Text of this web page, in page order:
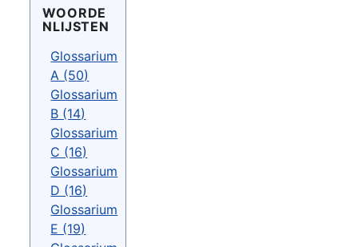
WOORDE
NLIJSTEN
Glossarium
A (50)
Glossarium
B (14)
Glossarium
C (16)
Glossarium
D (16)
Glossarium
E (19)